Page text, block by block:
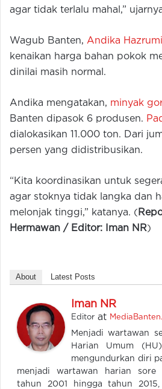
agar tidak terlalu mahal,”
Wagub Banten, Andika Hazrumi
kenaikan harga bahan pokok
dinilai masih normal.
Andika mengatakan, minyak
Banten dipasok 6 produsen.
dialokasikan 11.000 ton. Dari
persen yang didistribusikan.
“Kita koordinasikan untuk
agar stoknya tidak langka dan
melonjak tinggi,” katanya. (
Hermawan / Editor: Iman NR)
About Latest Posts
Iman NR
Editor at
Menjadi wartawan
Harian Umum
mengundurkan diri
menjadi wartawan harian sore
tahun 2001 hingga tahun